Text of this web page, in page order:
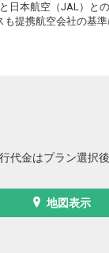
日本航空（JAL）と
提携航空会社の基準
代金はプラン選択
地図表示